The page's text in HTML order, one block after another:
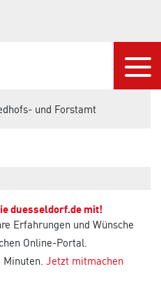
und Forstamt
duesseldorf.de mit!
Erfahrungen und Wünsche
Online-Portal.
Minuten. Jetzt mitmachen